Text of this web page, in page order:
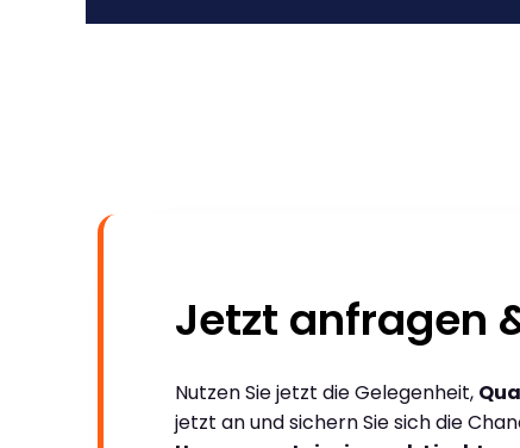
Jetzt anfragen
Nutzen Sie jetzt die Gelegenheit,
jetzt an und sichern Sie sich die